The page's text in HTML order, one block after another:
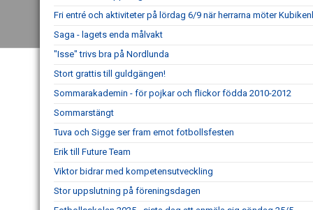
Fri entré och aktiviteter på lördag 6/9 när herrarna möter
Saga - lagets enda målvakt
"Isse" trivs bra på Nordlunda
Stort grattis till guldgängen!
Sommarakademin - för pojkar och flickor födda 2010-2012
Sommarstängt
Tuva och Sigge ser fram emot fotbollsfesten
Erik till Future Team
Viktor bidrar med kompetensutveckling
Stor uppslutning på föreningsdagen